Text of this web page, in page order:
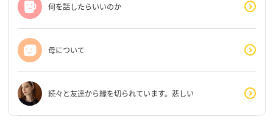
何を話したらいいのか
母について
続々と友達から縁を切られています。悲しい